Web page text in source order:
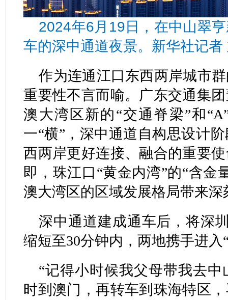
2024年6月19日，在中山翠
车的深中通道夜景。新华社记者
作为连通江口东西两岸城市
重要性不言而喻。广东交通集
澳大湾区新的“交通脊梁”和
一“横”，深中通道自构思设计
西两岸更好连接、融合的重要
即，珠江口“黄金内湾”的“含金
澳大湾区的区域发展格局带来深
深中通道建成通车后，将深
缩短至30分钟内，两地携手进入
“记得小时候我父母带我去
时到澳门，再转车到珠海特区